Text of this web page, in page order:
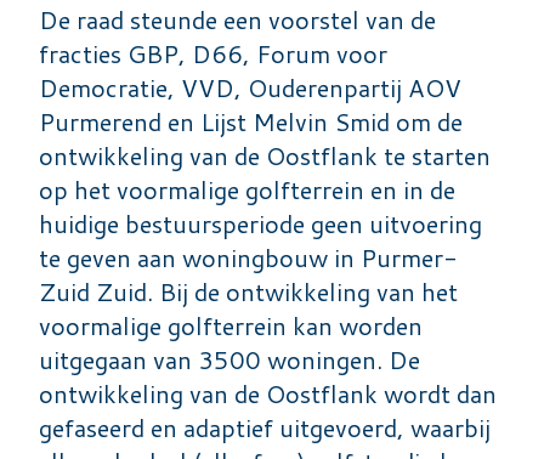
De raad steunde een voorstel van de
fracties GBP, D66, Forum voor
Democratie, VVD, Ouderenpartij AOV
Purmerend en Lijst Melvin Smid om de
ontwikkeling van de Oostflank te starten
op het voormalige golfterrein en in de
huidige bestuursperiode geen uitvoering
te geven aan woningbouw in Purmer-
Zuid Zuid. Bij de ontwikkeling van het
voormalige golfterrein kan worden
uitgegaan van 3500 woningen. De
ontwikkeling van de Oostflank wordt dan
gefaseerd en adaptief uitgevoerd, waarbij